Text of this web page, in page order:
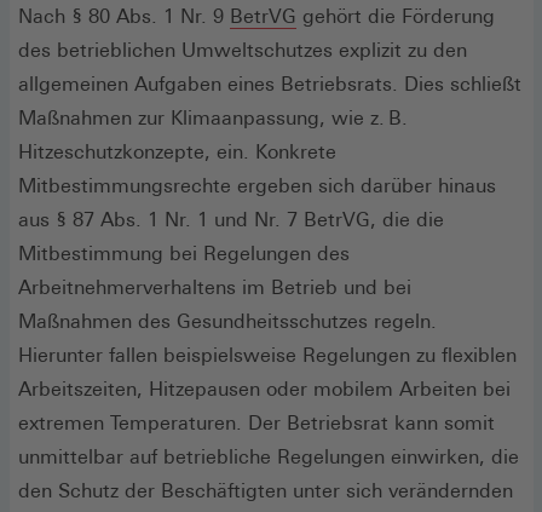
Nach § 80 Abs. 1 Nr. 9 BetrVG (Öffnet
in
einem
neuen
Fenster)
gehört die Förderung
des betrieblichen Umweltschutzes explizit zu den
allgemeinen Aufgaben eines Betriebsrats. Dies schließt
Maßnahmen zur Klimaanpassung, wie z. B.
Hitzeschutzkonzepte, ein. Konkrete
Mitbestimmungsrechte ergeben sich darüber hinaus
aus § 87 Abs. 1 Nr. 1 und Nr. 7 BetrVG, die die
Mitbestimmung bei Regelungen des
Arbeitnehmerverhaltens im Betrieb und bei
Maßnahmen des Gesundheitsschutzes regeln.
Hierunter fallen beispielsweise Regelungen zu flexiblen
Arbeitszeiten, Hitzepausen oder mobilem Arbeiten bei
extremen Temperaturen. Der Betriebsrat kann somit
unmittelbar auf betriebliche Regelungen einwirken, die
den Schutz der Beschäftigten unter sich verändernden